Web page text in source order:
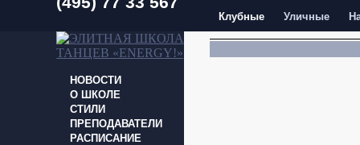
Клубные Уличные
НОВОСТИ
О ШКОЛЕ
СТИЛИ
ПРЕПОДАВАТЕЛИ
РАСПИСАНИЕ